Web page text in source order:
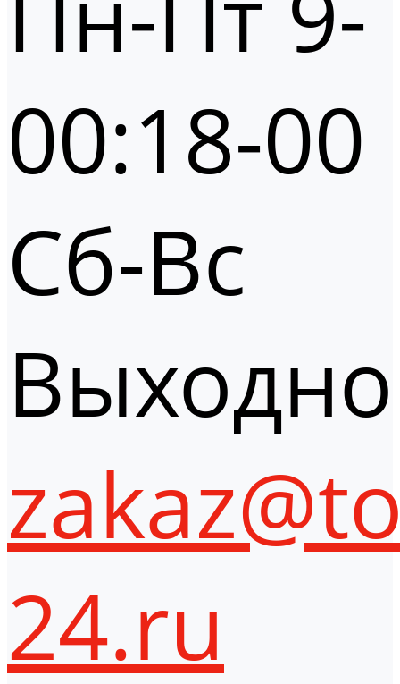
00:18-00
Сб-Вс
24.ru